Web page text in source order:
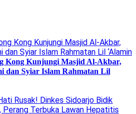
Kong Kunjungi Masjid Al-Akbar,
dan Syiar Islam Rahmatan Lil